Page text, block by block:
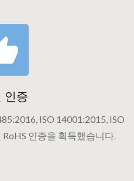
인증
ISO 14001:2015, ISO
인증을 획득했습니다.